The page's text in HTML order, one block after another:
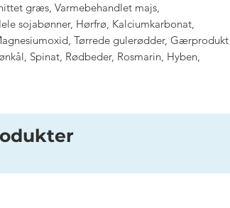
græs, Varmebehandlet majs,
sojabønner, Hørfrø, Kalciumkarbonat,
Tørrede gulerødder, Gærprodukt
Spinat, Rødbeder, Rosmarin, Hyben,